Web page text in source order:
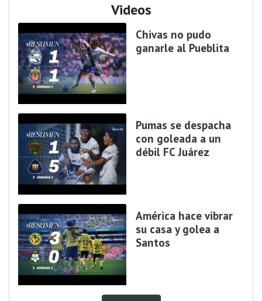
Videos
Chivas no pudo
ganarle al Pueblita
Pumas se despacha
con goleada a un
débil FC Juárez
América hace vibrar
su casa y golea a
Santos